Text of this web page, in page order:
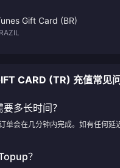
Gift Card (BR)
CARD (TR) 充值常见
多长时间？
单会在几分钟内完成。如有任何延
？